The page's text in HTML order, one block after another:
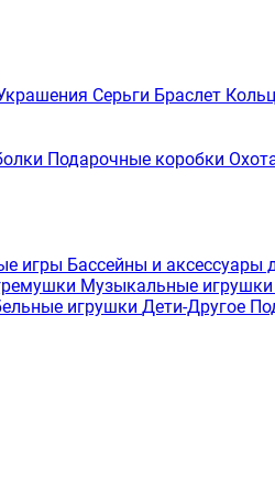
Серьги Браслет
Подарочные коробки
игры Бассейны и аксессуары
Музыкальные игрушки
игрушки Дети-Другое